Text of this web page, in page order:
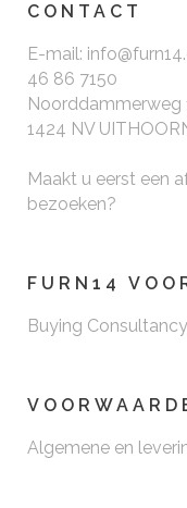
CONTACT
E-mail:
46 86 7150
Noorddammerweg
1424 NV
Maakt u eerst een
bezoeken?
FURN14
Buying
Algemene en